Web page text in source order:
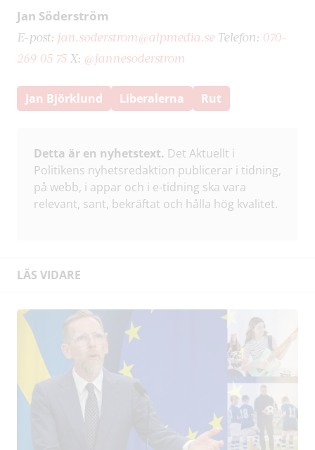
Jan Söderström
E-post: jan.soderstrom@aipmedia.seTelefon: 070-
269 05 75 X: @jannesoderstrom
Jan Björklund Liberalerna Rut
Detta är en nyhetstext. Det Aktuellt i
Politikens nyhetsredaktion publicerar i tidning,
på webb, i appar och i e-tidning ska vara
relevant, sant, bekräftat och hålla hög kvalitet.
LÄS VIDARE